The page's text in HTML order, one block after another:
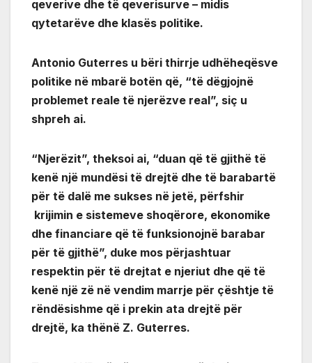
qeverive dhe të qeverisurve – midis
qytetarëve dhe klasës politike.
Antonio Guterres u bëri thirrje udhëheqësve
politike në mbarë botën që, “të dëgjojnë
problemet reale të njerëzve real”, siç u
shpreh ai.
“Njerëzit”, theksoi ai, “duan që të gjithë të
kenë një mundësi të drejtë dhe të barabartë
për të dalë me sukses në jetë, përfshir
krijimin e sistemeve shoqërore, ekonomike
dhe financiare që të funksionojnë barabar
për të gjithë”, duke mos përjashtuar
respektin për të drejtat e njeriut dhe që të
kenë një zë në vendim marrje për çështje të
rëndësishme që i prekin ata drejtë për
drejtë, ka thënë Z. Guterres.